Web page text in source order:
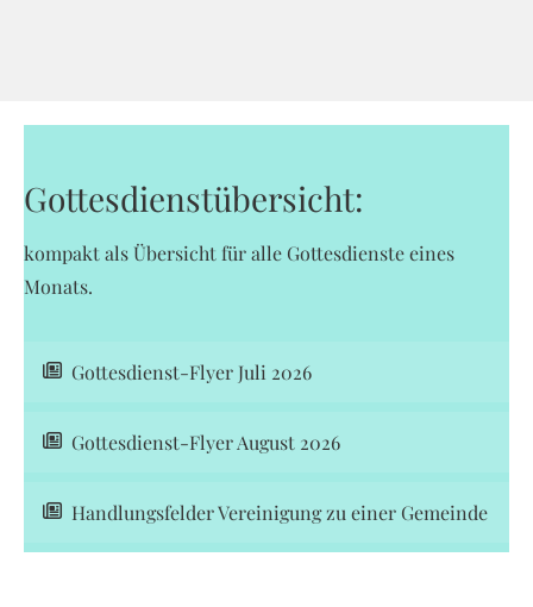
Gottesdienstübersicht:
kompakt als Übersicht für alle Gottesdienste eines
Monats.
Gottesdienst-Flyer Juli 2026
Gottesdienst-Flyer August 2026
Handlungsfelder Vereinigung zu einer Gemeinde